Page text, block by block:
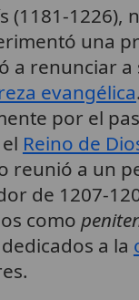
(1181-1226),
una
a renunciar a
evangélica
por el
Reino de
reunió a un
de 1207-
como
a la